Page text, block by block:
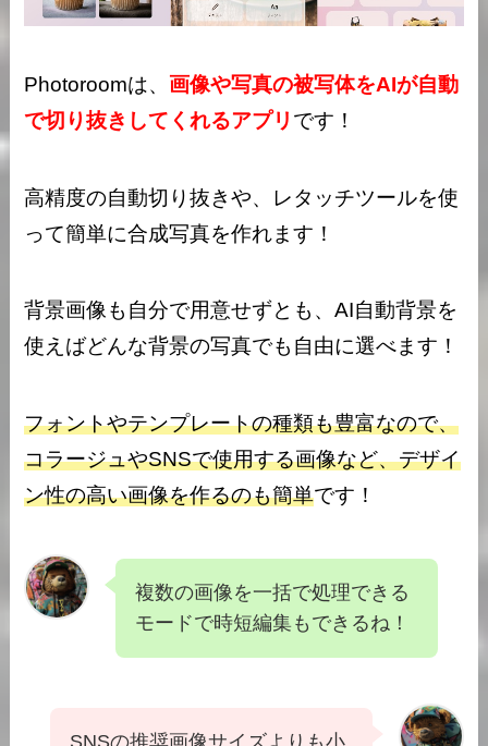
Photoroomは、 画像や写真の被写体をAIが自動
で切り抜きしてくれるアプリ です！
高精度の自動切り抜きや、レタッチツールを使
って簡単に合成写真を作れます！
背景画像も自分で用意せずとも、AI自動背景を
使えばどんな背景の写真でも自由に選べます！
フォントやテンプレートの種類も豊富なので、
コラージュやSNSで使用する画像など、デザイ
ン性の高い画像を作るのも簡単です！
複数の画像を一括で処理できる
モードで時短編集もできるね！